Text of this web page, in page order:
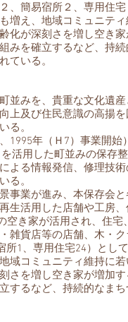
、簡易宿所２、専用住
増え、地域コミュニテ
化が深刻さを増し空き
みを確立するなど、持
ている。
並みを、貴重な文化遺
上及び住民意識の高揚
る。
1995年（Ｈ7）事業開始
活用した町並みの保存
よる情報発信、修理技
る。
事業が進み、本保存会
生活用した店舗や工房、
空き家が活用され、住宅
雑貨店等の店舗、木・
所1、専用住宅24）とし
域コミュニティ維持に
さを増し空き家が増加
するなど、持続的なま